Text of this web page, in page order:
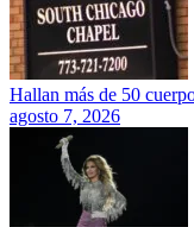
Hallan más de 50
agosto 7, 2026